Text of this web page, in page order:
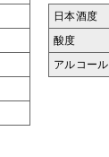
日本酒度
酸度
アルコール